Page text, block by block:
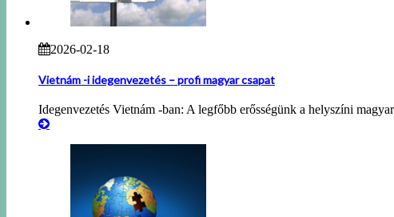
2026-02-18
Vietnám -i idegenvezetés – profi magyar csapat
Idegenvezetés Vietnám -ban: A legfőbb erősségünk a helyszíni